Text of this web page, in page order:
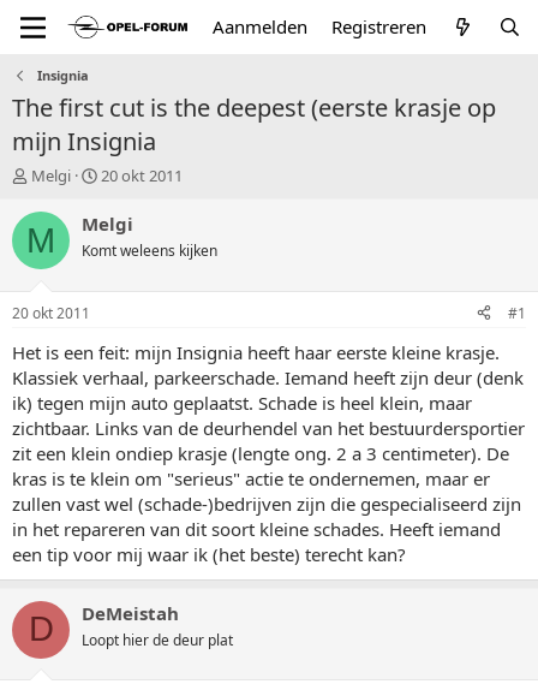
Aanmelden Registreren
Insignia
The first cut is the deepest (eerste krasje op
mijn Insignia
T
p
i
a
r
e
r
Melgi
S
a
t
u
m
20 okt 2011
M Melgi
Komt weleens kijken
20 okt 2011 #1
Het is een feit: mijn Insignia heeft haar eerste kleine krasje.
Klassiek verhaal, parkeerschade. Iemand heeft zijn deur (denk
ik) tegen mijn auto geplaatst. Schade is heel klein, maar
zichtbaar. Links van de deurhendel van het bestuurdersportier
zit een klein ondiep krasje (lengte ong. 2 a 3 centimeter). De
kras is te klein om "serieus" actie te ondernemen, maar er
zullen vast wel (schade-)bedrijven zijn die gespecialiseerd zijn
in het repareren van dit soort kleine schades. Heeft iemand
een tip voor mij waar ik (het beste) terecht kan?
D DeMeistah
Loopt hier de deur plat